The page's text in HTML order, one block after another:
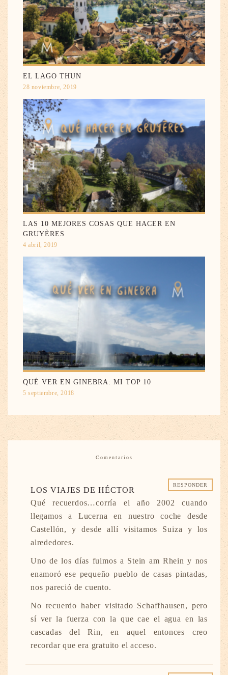
EL LAGO THUN
28 noviembre, 2019
LAS 10 MEJORES COSAS QUE HACER EN
GRUYÈRES
4 abril, 2019
QUÉ VER EN GINEBRA: MI TOP 10
5 septiembre, 2018
Comentarios
RESPONDER
LOS VIAJES DE HÉCTOR
Qué recuerdos…corría el año 2002 cuando
llegamos a Lucerna en nuestro coche desde
Castellón, y desde allí visitamos Suiza y los
alrededores.
Uno de los días fuimos a Stein am Rhein y nos
enamoró ese pequeño pueblo de casas pintadas,
nos pareció de cuento.
No recuerdo haber visitado Schaffhausen, pero
sí ver la fuerza con la que cae el agua en las
cascadas del Rin, en aquel entonces creo
recordar que era gratuito el acceso.